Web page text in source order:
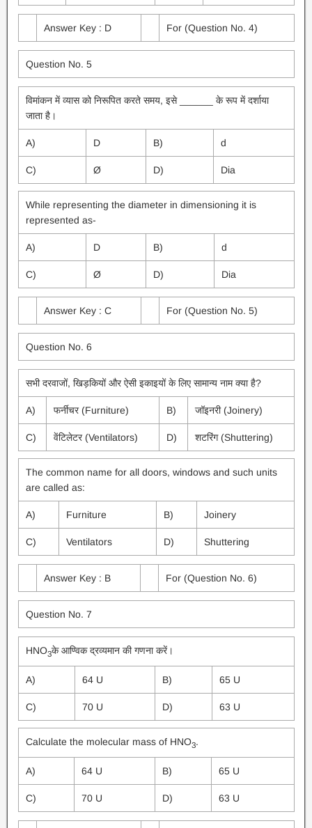
Answer Key : D For (Question No. 4)
Question No. 5
विमांकन में व्यास को निरूपित करते समय, इसे ______ के रूप में दर्शाया
जाता है।
A) D B) d
C) Ø D) Dia
While representing the diameter in dimensioning it is
represented as-
A) D B) d
C) Ø D) Dia
Answer Key : C For (Question No. 5)
Question No. 6
सभी दरवाजों, खिड़कियों और ऐसी इकाइयों के लिए सामान्य नाम क्या है?
A) फर्नीचर (Furniture) B) जॉइनरी (Joinery)
C) वेंटिलेटर (Ventilators) D) शटरिंग (Shuttering)
The common name for all doors, windows and such units
are called as:
A) Furniture B) Joinery
C) Ventilators D) Shuttering
Answer Key : B For (Question No. 6)
Question No. 7
HNO3के आण्विक द्रव्यमान की गणना करें।
A) 64 U B) 65 U
C) 70 U D) 63 U
Calculate the molecular mass of HNO3.
A) 64 U B) 65 U
C) 70 U D) 63 U